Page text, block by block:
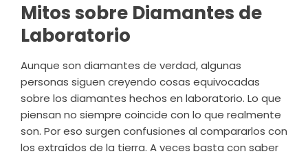
Mitos sobre Diamantes de
Laboratorio
Aunque son diamantes de verdad, algunas
personas siguen creyendo cosas equivocadas
sobre los diamantes hechos en laboratorio. Lo que
piensan no siempre coincide con lo que realmente
son. Por eso surgen confusiones al compararlos con
los extraídos de la tierra. A veces basta con saber